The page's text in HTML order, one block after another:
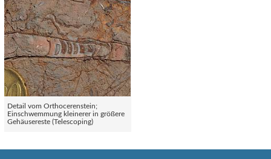
Detail vom Orthocerenstein;
Einschwemmung kleinerer in größere
Gehäusereste (Telescoping)